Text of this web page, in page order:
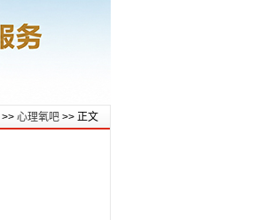
>> 心理氧吧 >> 正文